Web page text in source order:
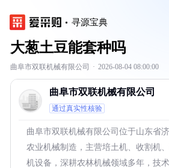
寻源宝典
大葱土豆能套种吗
曲阜市双联机械有限公司 · 2026-08-04 08:00:00
曲阜市双联机械有限公司
通过真实性核验
曲阜市双联机械有限公司位于山东省
农业机械制造，主营培土机、收割机
机设备，深耕农林机械领域多年，技